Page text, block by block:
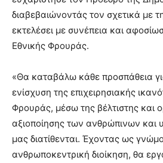
διαβεβαιώνοντάς τον σχετικά με
εκτελέσει με συνέπεια και
Εθνικής Φρουράς.
«Θα καταβάλω κάθε προσπάθεια
ενίσχυση της επιχειρησιακής
Φρουράς, μέσω της βέλτιστης και
αξιοποίησης των ανθρώπινων και
μας διατίθενται. Έχοντας ως
ανθρωποκεντρική διοίκηση, θα